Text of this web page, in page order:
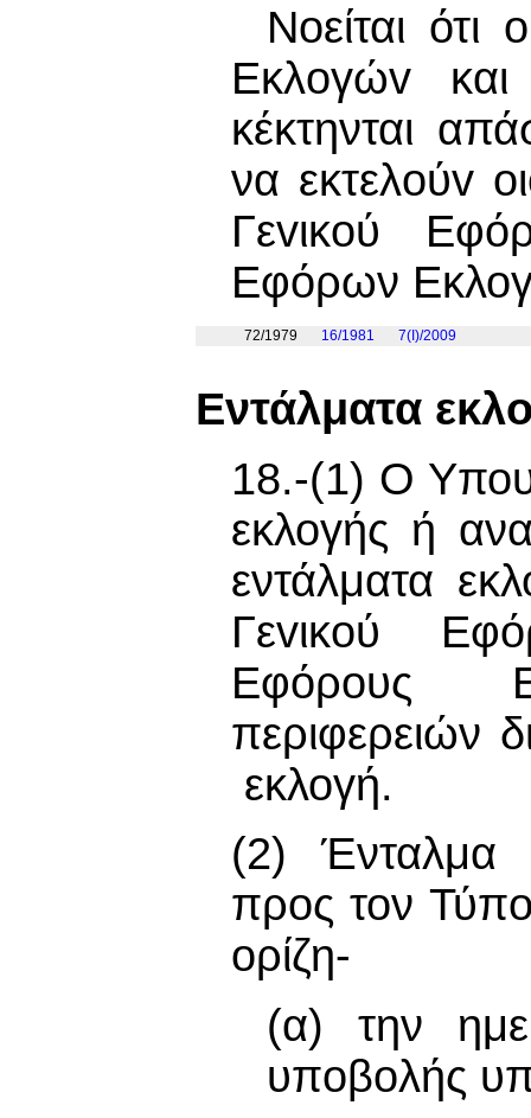
Νοείται
Εκλoγώv
κέκτηνται
να εκτελoύv
Γεvικoύ
Εφόρων
72/1979 16/1981 7(I)/2009
Εντάλματα
18.-(1) Ο
εκλογής ή
εντάλματα
Γεvικoύ
Εφόρους
περιφερειών
εκλογή.
(2) Ένταλμα
προς τον
ορίζη-
(α) την
υπoβoλής